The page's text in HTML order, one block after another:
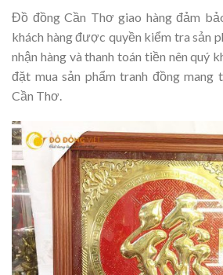
Đồ đồng Cần Thơ giao hàng đảm
khách hàng được quyền kiểm tra sản
nhận hàng và thanh toán tiền nên quý
đặt mua sản phẩm tranh đồng
Cần Thơ.